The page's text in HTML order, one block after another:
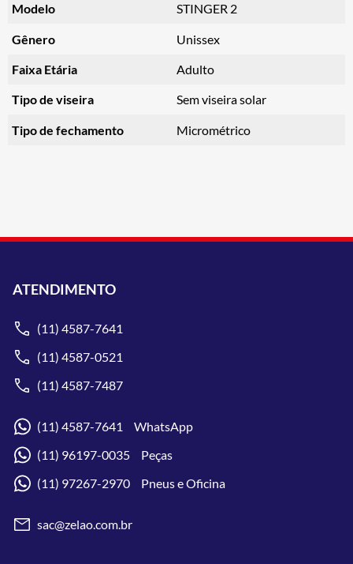
Modelo STINGER 2
Gênero Unissex
Faixa Etária Adulto
Tipo de viseira Sem viseira solar
Tipo de fechamento Micrométrico
ATENDIMENTO
(11) 4587-7641
(11) 4587-0521
(11) 4587-7487
(11) 4587-7641 WhatsApp
(11) 96197-0035 Peças
(11) 97267-2970 Pneus e Oficina
sac@zelao.com.br